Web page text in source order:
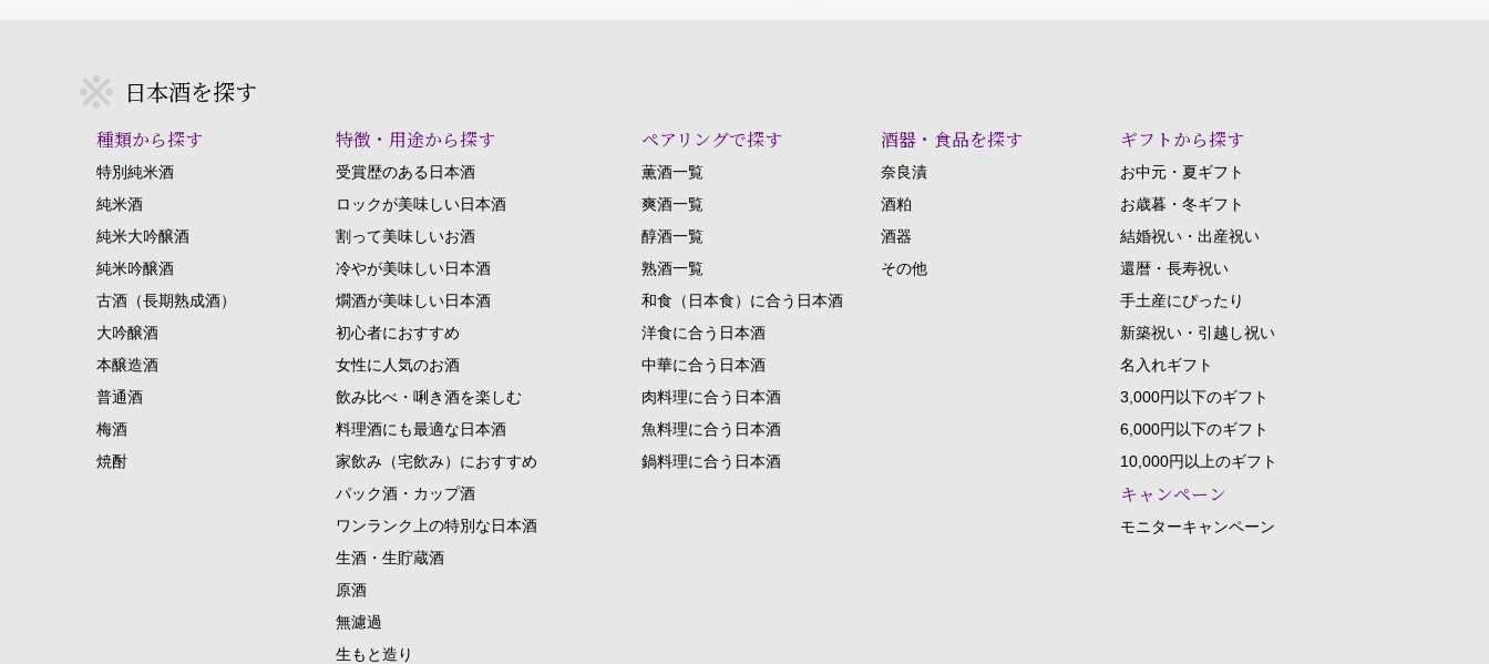
日本酒を探す
種類から探す
特別純米酒
純米酒
純米大吟醸酒
純米吟醸酒
古酒（長期熟成酒）
大吟醸酒
本醸造酒
普通酒
梅酒
焼酎
特徴・用途から探す
受賞歴のある日本酒
ロックが美味しい日本酒
割って美味しいお酒
冷やが美味しい日本酒
燗酒が美味しい日本酒
初心者におすすめ
女性に人気のお酒
飲み比べ・唎き酒を楽しむ
料理酒にも最適な日本酒
家飲み（宅飲み）におすすめ
パック酒・カップ酒
ワンランク上の特別な日本酒
生酒・生貯蔵酒
原酒
無濾過
生もと造り
ペアリングで探す
薫酒一覧
爽酒一覧
醇酒一覧
熟酒一覧
和食（日本食）に合う日本酒
洋食に合う日本酒
中華に合う日本酒
肉料理に合う日本酒
魚料理に合う日本酒
鍋料理に合う日本酒
酒器・食品を探す
奈良漬
酒粕
酒器
その他
ギフトから探す
お中元・夏ギフト
お歳暮・冬ギフト
結婚祝い・出産祝い
還暦・長寿祝い
手土産にぴったり
新築祝い・引越し祝い
名入れギフト
3,000円以下のギフト
6,000円以下のギフト
10,000円以上のギフト
キャンペーン
モニターキャンペーン